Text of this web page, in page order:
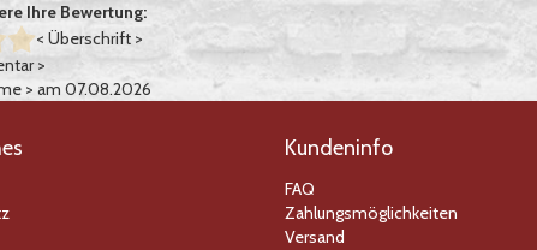
Ihre Bewertung:
< Überschrift >
>
> am 07.08.2026
Kundeninfo
FAQ
Zahlungsmöglichkeiten
Versand